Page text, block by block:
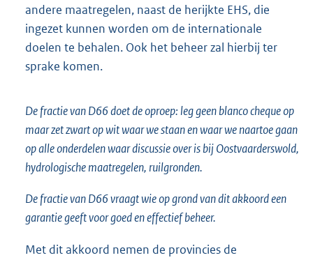
andere maatregelen, naast de herijkte EHS, die
ingezet kunnen worden om de internationale
doelen te behalen. Ook het beheer zal hierbij ter
sprake komen.
De fractie van D66 doet de oproep: leg geen blanco cheque op
maar zet zwart op wit waar we staan en waar we naartoe gaan
op alle onderdelen waar discussie over is bij Oostvaarderswold,
hydrologische maatregelen, ruilgronden.
De fractie van D66 vraagt wie op grond van dit akkoord een
garantie geeft voor goed en effectief beheer.
Met dit akkoord nemen de provincies de